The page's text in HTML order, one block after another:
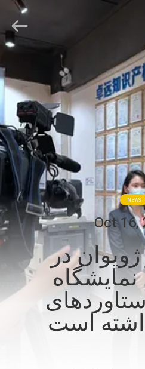
NEWS
Oct 16,
در
نمایشگاه
است